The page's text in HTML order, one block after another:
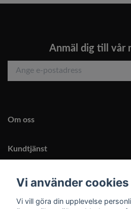
Anmäl dig till vår
Om oss
Kundtjänst
Läs mer
Sociala medier
Vi använder cookies
Vi vill göra din upplevelse